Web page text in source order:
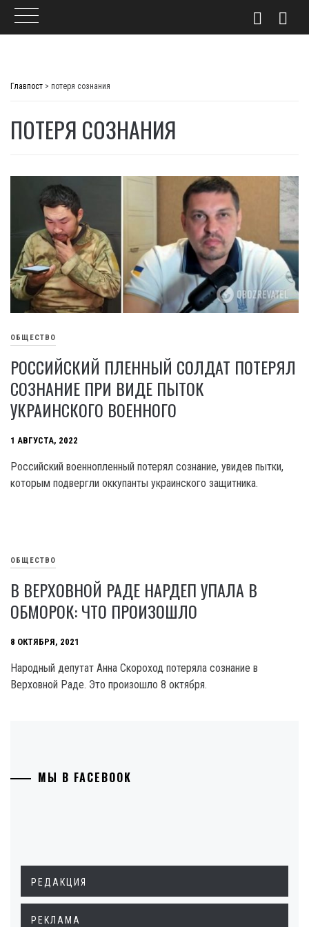
Главпост > потеря сознания
ПОТЕРЯ СОЗНАНИЯ
ОБЩЕСТВО
РОССИЙСКИЙ ПЛЕННЫЙ СОЛДАТ ПОТЕРЯЛ
СОЗНАНИЕ ПРИ ВИДЕ ПЫТОК
УКРАИНСКОГО ВОЕННОГО
1 АВГУСТА, 2022
Российский военнопленный потерял сознание, увидев пытки,
которым подвергли оккупанты украинского защитника.
ОБЩЕСТВО
В ВЕРХОВНОЙ РАДЕ НАРДЕП УПАЛА В
ОБМОРОК: ЧТО ПРОИЗОШЛО
8 ОКТЯБРЯ, 2021
Народный депутат Анна Скороход потеряла сознание в
Верховной Раде. Это произошло 8 октября.
МЫ В FACEBOOK
РЕДАКЦИЯ
РЕКЛАМА